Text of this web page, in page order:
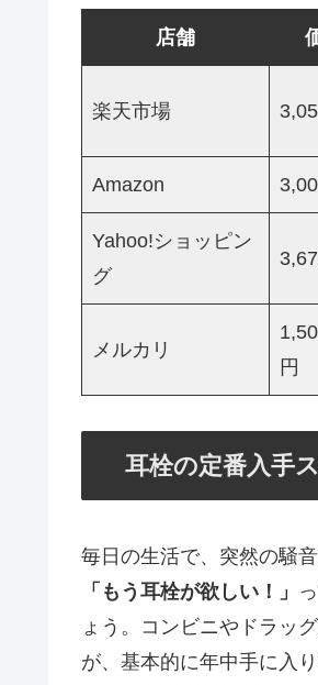
店舗
楽天市場
Amazon
Yahoo!ショッピン
グ
メルカリ
円
耳栓の定番入手
毎日の生活で、突然の騒
「もう耳栓が欲しい！」
ょう。コンビニやドラッ
が、基本的に年中手に入